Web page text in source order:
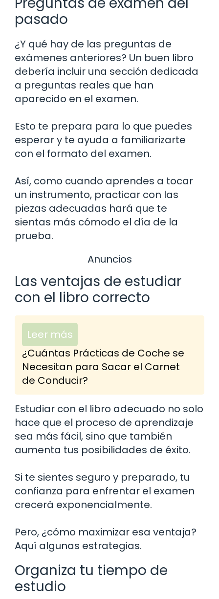
pasado
¿Y qué hay de las preguntas de
exámenes anteriores? Un buen libro
debería incluir una sección dedicada
a preguntas reales que han
aparecido en el examen.
Esto te prepara para lo que puedes
esperar y te ayuda a familiarizarte
con el formato del examen.
Así, como cuando aprendes a tocar
un instrumento, practicar con las
piezas adecuadas hará que te
sientas más cómodo el día de la
prueba.
Anuncios
Las ventajas de estudiar
con el libro correcto
Leer más
¿Cuántas Prácticas de Coche se
Necesitan para Sacar el Carnet
de Conducir?
Estudiar con el libro adecuado no solo
hace que el proceso de aprendizaje
sea más fácil, sino que también
aumenta tus posibilidades de éxito.
Si te sientes seguro y preparado, tu
confianza para enfrentar el examen
crecerá exponencialmente.
Pero, ¿cómo maximizar esa ventaja?
Aquí algunas estrategias.
Organiza tu tiempo de
estudio